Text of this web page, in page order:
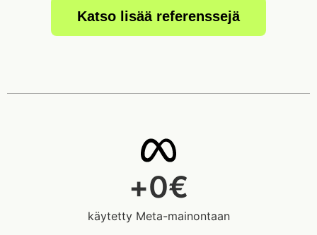
Katso lisää referenssejä
käytetty Meta-mainontaan
+0€